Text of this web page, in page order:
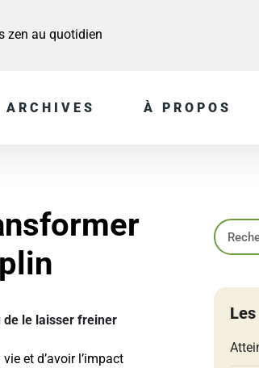
zen au quotidien
ARCHIVES À PROPOS
de le laisser freiner
et d’avoir l’impact